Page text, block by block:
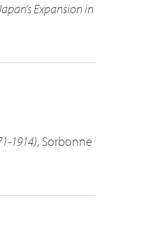
Expansion in
1914), Sorbonne